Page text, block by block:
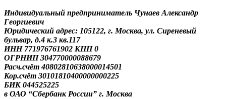
Индивидуальный предприниматель Чунаев Александр
Георгиевич
Юридический адрес: 105122, г. Москва, ул. Сиреневый
бульвар, д.4 к.3 кв.117
ИНН 771976761902 КПП 0
ОГРНИП 304770000088679
Расч.счёт 40802810638000014501
Кор.счёт 30101810400000000225
БИК 044525225
в ОАО “Сбербанк России” г. Москва